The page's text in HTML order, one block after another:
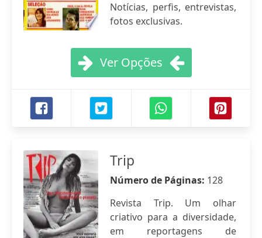
Notícias, perfis, entrevistas,
fotos exclusivas.
Ver Opções
Trip
Número de Páginas: 128
Revista Trip. Um olhar
criativo para a diversidade,
em reportagens de